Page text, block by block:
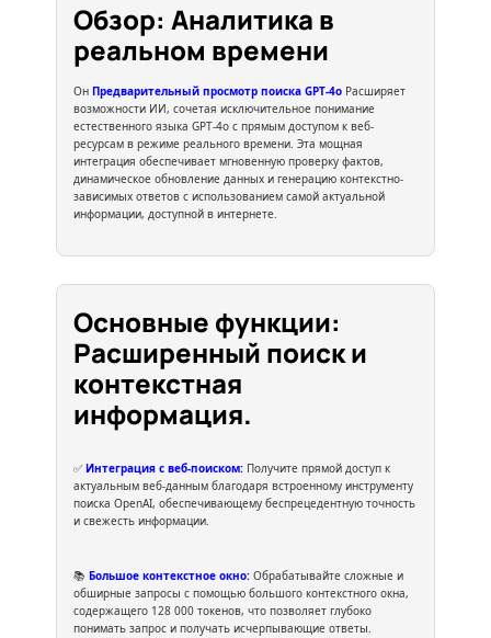
Обзор: Аналитика в
реальном времени
Он Предварительный просмотр поиска GPT-4o Расширяет
возможности ИИ, сочетая исключительное понимание
естественного языка GPT-4o с прямым доступом к веб-
ресурсам в режиме реального времени. Эта мощная
интеграция обеспечивает мгновенную проверку фактов,
динамическое обновление данных и генерацию контекстно-
зависимых ответов с использованием самой актуальной
информации, доступной в интернете.
Основные функции:
Расширенный поиск и
контекстная
информация.
✅ Интеграция с веб-поиском: Получите прямой доступ к
актуальным веб-данным благодаря встроенному инструменту
поиска OpenAI, обеспечивающему беспрецедентную точность
и свежесть информации.
📚 Большое контекстное окно: Обрабатывайте сложные и
обширные запросы с помощью большого контекстного окна,
содержащего 128 000 токенов, что позволяет глубоко
понимать запрос и получать исчерпывающие ответы.